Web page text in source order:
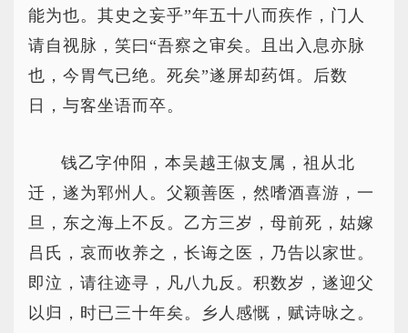
能为也。其史之妄乎”年五十八而疾作，门人
请自视脉，笑曰“吾察之审矣。且出入息亦脉
也，今胃气已绝。死矣”遂屏却药饵。后数
日，与客坐语而卒。
钱乙字仲阳，本吴越王俶支属，祖从北
迁，遂为郓州人。父颖善医，然嗜酒喜游，一
旦，东之海上不反。乙方三岁，母前死，姑嫁
吕氏，哀而收养之，长诲之医，乃告以家世。
即泣，请往迹寻，凡八九反。积数岁，遂迎父
以归，时已三十年矣。乡人感慨，赋诗咏之。